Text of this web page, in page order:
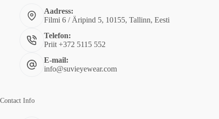
Aadress:
Filmi 6 / Äripind 5, 10155, Tallinn, Eesti
Telefon:
Priit +372 5115 552
E-mail:
info@suvieyewear.com
Contact Info